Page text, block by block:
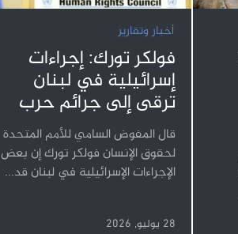
أخبار وتقارير
فولكر تورك: إجراءات
إسرائيلية في لبنان
ترقى إلى جرائم حرب
قال المفوض السامي للأمم المتحدة
لحقوق الإنسان فولكر تورك إن بعض
الإجراءات الإسرائيلية في لبنان قد...
28 يوليو, 2026